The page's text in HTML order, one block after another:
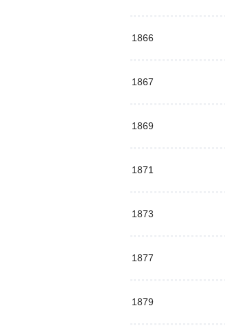
1866
1867
1869
1871
1873
1877
1879